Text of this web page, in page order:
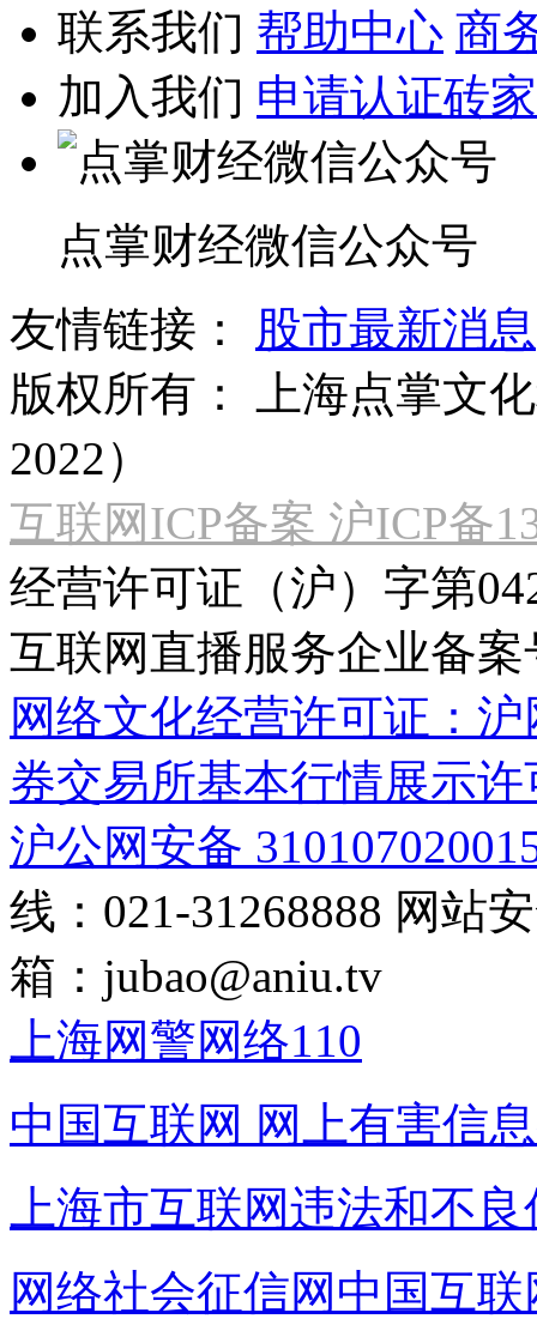
联系我们 帮助中心 商
加入我们 申请认证砖家
点掌财经微信公众号
友情链接：
股市最新消息
版权所有：
上海点掌文
2022）
互联网ICP备案 沪ICP备
经营许可证（沪）字第
互联网直播服务企业备案
网络文化经营许可证：
券交易所基本行情展示许
沪公网安备
线：021-31268888 网站
箱： jubao@aniu.tv
上海网警网络110
中国互联网 网上有害信
上海市互联网违法和不
网络社会征信网 中国互